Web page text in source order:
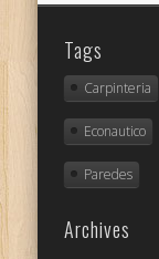
Tags
Carpinteria
Econautico
Paredes
Archives